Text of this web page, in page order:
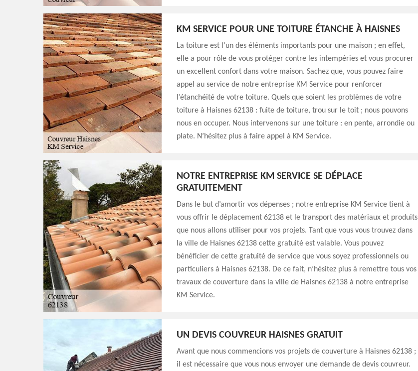
KM SERVICE POUR UNE TOITURE ÉTANCHE À HAISNES
La toiture est l’un des éléments importants pour une maison ; en effet,
elle a pour rôle de vous protéger contre les intempéries et vous procurer
un excellent confort dans votre maison. Sachez que, vous pouvez faire
appel au service de notre entreprise KM Service pour renforcer
l’étanchéité de votre toiture. Quels que soient les problèmes de votre
toiture à Haisnes 62138 : fuite de toiture, trou sur le toit ; nous pouvons
nous en occuper. Nous intervenons sur une toiture : en pente, arrondie ou
plate. N’hésitez plus à faire appel à KM Service.
NOTRE ENTREPRISE KM SERVICE SE DÉPLACE
GRATUITEMENT
Dans le but d’amortir vos dépenses ; notre entreprise KM Service tient à
vous offrir le déplacement 62138 et le transport des matériaux et produits
que nous allons utiliser pour vos projets. Tant que vous vous trouvez dans
la ville de Haisnes 62138 cette gratuité est valable. Vous pouvez
bénéficier de cette gratuité de service que vous soyez professionnels ou
particuliers à Haisnes 62138. De ce fait, n’hésitez plus à remettre tous vos
travaux de couverture dans la ville de Haisnes 62138 à notre entreprise
KM Service.
UN DEVIS COUVREUR HAISNES GRATUIT
Avant que nous commencions vos projets de couverture à Haisnes 62138 ;
il est nécessaire que vous nous envoyer une demande de devis couvreur.